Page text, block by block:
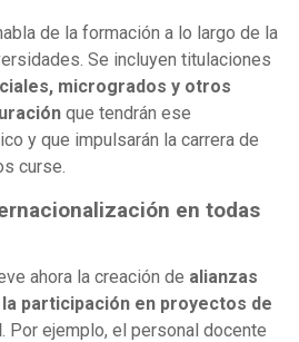
de la formación a lo largo de la
Se incluyen titulaciones
microgrados y otros
que tendrán ese
y que impulsarán la carrera de
curse.
en todas
ahora la creación de alianzas
participación en proyectos de
. Por ejemplo, el personal docente